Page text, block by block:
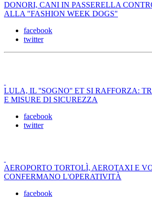
DONORI, CANI IN PASSERELLA
ALLA "FASHION WEEK DOGS"
facebook
twitter
LULA, IL ''SOGNO'' ET SI RAFFORZA:
E MISURE DI SICUREZZA
facebook
twitter
AEROPORTO TORTOLÌ, AEROTAXI E
CONFERMANO L'OPERATIVITÀ
facebook